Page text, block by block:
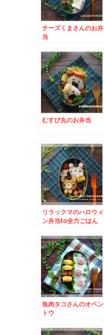
チーズくまさんのお弁
当
むすび丸のお弁当
リラックマのハロウィ
ン弁当to全力ごはん
魚肉タコさんのオベン
トウ